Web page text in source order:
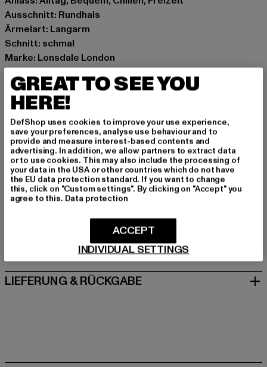
Ausschnitt: Rundhals
Ärmelart: Langarm
Schnitt: schmal
Marke: Lonsdale London
Kat.: Pullover
Farbe: grau, schwarz, beige
Hersteller Farbe: sand/black/anthracite
Polyester
Art.Nr: 117136-20637
Hersteller: Punch GmbH |info@punch-gmbh.de
Im Taubental 15a | 41468 Neuss | DE
GRÖSSE & PASSFORM
PFLEGEHINWEISE
LIEFERUNG & RÜCKGABE
GREAT TO SEE YOU
HERE!
DefShop uses cookies to improve your use experience,
save your preferences, analyse use behaviour and to
provide and measure interest-based contents and
advertising. In addition, we allow partners to extract data
or to use cookies. This may also include the processing of
your data in the USA or other countries which do not have
the EU data protection standard. If you want to change
this, click on "Custom settings". By clicking on "Accept" you
agree to this. Data protection
INDIVIDUAL SETTINGS
ACCEPT